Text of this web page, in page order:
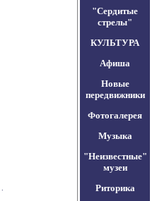
"Сердитые
стрелы"
КУЛЬТУРА
Афиша
Новые
передвижники
Фотогалерея
Музыка
"Неизвестные"
музеи
Риторика